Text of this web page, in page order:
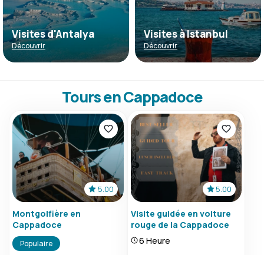
Visites d'Antalya
Découvrir
Visites à Istanbul
Découvrir
Tours en Cappadoce
5.00
Montgolfière en
Cappadoce
Populaire
5.00
Visite guidée en voiture
rouge de la Cappadoce
6 Heure